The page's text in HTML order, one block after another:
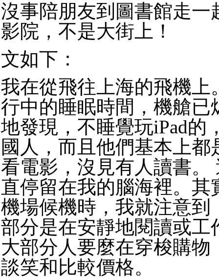
沒事陪朋友到圖書館走一
影院，不是大街上！
文如下：
我在從飛往上海的飛機上
行中的睡眠時間，機艙已
地發現，不睡覺玩iPad的
國人，而且他們基本上都
看電影，沒見有人讀書。
直停留在我的腦海裡。其
機場候機時，我就注意到
部分是在安靜地閱讀或工
大部分人要麼在穿梭購物
談笑和比較價格。